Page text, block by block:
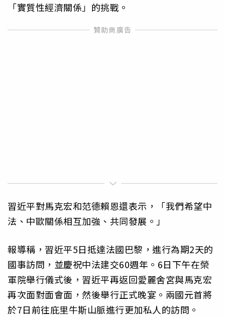
「實質性經濟關係」的挑戰。
習近平對馬克宏和范德賴恩還表示，「我們希望中
法、中歐關係相互加強、共同發展。」
報導稱，習近平5日抵達法國巴黎，進行為期2天的
國事訪問，並慶祝中法建交60週年。6日下午在榮
軍院舉行儀式後，習近平再返回愛麗舍宮與馬克宏
再次面對面會面，然後舉行正式晚宴。兩國元首將
於7日前往庇里牛斯山脈進行更加私人的訪問。